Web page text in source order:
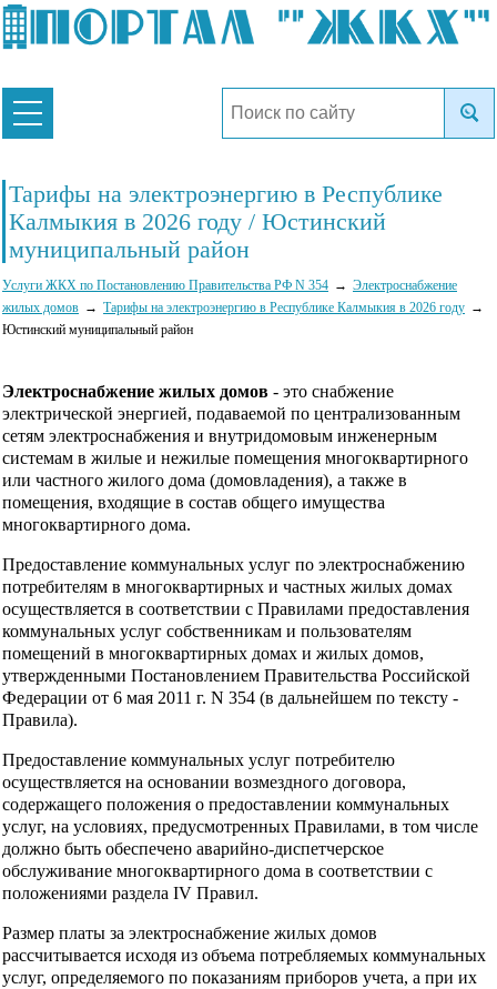
Тарифы на электроэнергию в Республике
Калмыкия в 2026 году / Юстинский
муниципальный район
Услуги ЖКХ по Постановлению Правительства РФ N 354
Электроснабжение
жилых домов
Тарифы на электроэнергию в Республике Калмыкия в 2026 году
Юстинский муниципальный район
Электроснабжение жилых домов - это снабжение
электрической энергией, подаваемой по централизованным
сетям электроснабжения и внутридомовым инженерным
системам в жилые и нежилые помещения многоквартирного
или частного жилого дома (домовладения), а также в
помещения, входящие в состав общего имущества
многоквартирного дома.
Предоставление коммунальных услуг по электроснабжению
потребителям в многоквартирных и частных жилых домах
осуществляется в соответствии с Правилами предоставления
коммунальных услуг собственникам и пользователям
помещений в многоквартирных домах и жилых домов,
утвержденными Постановлением Правительства Российской
Федерации от 6 мая 2011 г. N 354 (в дальнейшем по тексту -
Правила).
Предоставление коммунальных услуг потребителю
осуществляется на основании возмездного договора,
содержащего положения о предоставлении коммунальных
услуг, на условиях, предусмотренных Правилами, в том числе
должно быть обеспечено аварийно-диспетчерское
обслуживание многоквартирного дома в соответствии с
положениями раздела IV Правил.
Размер платы за электроснабжение жилых домов
рассчитывается исходя из объема потребляемых коммунальных
услуг, определяемого по показаниям приборов учета, а при их